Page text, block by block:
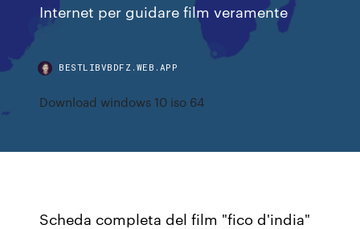
Internet per guidare film veramente
BESTLIBVBDFZ.WEB.APP
Download windows 10 iso 64
Scheda completa del film "fico d'india"